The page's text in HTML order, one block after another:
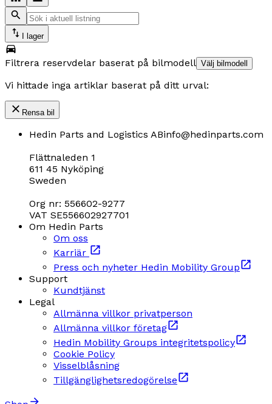
I lager
Filtrera reservdelar baserat på bilmodell Välj bilmodell
Vi hittade inga artiklar baserat på ditt urval:
Rensa bil
Hedin Parts and Logistics ABinfo@hedinparts.com
Flättnaleden 1
611 45 Nyköping
Sweden
Org nr: 556602-9277
VAT SE556602927701
Om Hedin Parts
Om oss
Karriär
Press och nyheter Hedin Mobility Group
Support
Kundtjänst
Legal
Allmänna villkor privatperson
Allmänna villkor företag
Hedin Mobility Groups integritetspolicy
Cookie Policy
Visselblåsning
Tillgänglighetsredogörelse